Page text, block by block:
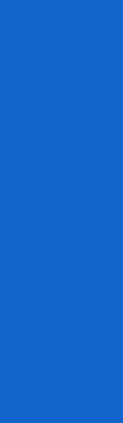
ဝန်ကြီးဌာန
ကြီးဌာန
ကြီးဌာန
သူ့အင်အား